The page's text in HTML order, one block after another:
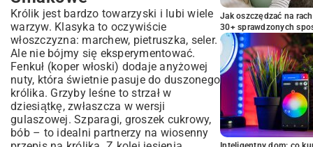
Królik jest bardzo towarzyski i lubi wiele
warzyw. Klasyka to oczywiście
włoszczyzna: marchew, pietruszka, seler.
Ale nie bójmy się eksperymentować.
Fenkuł (koper włoski) dodaje anyżowej
nuty, która świetnie pasuje do duszonego
królika. Grzyby leśne to strzał w
dziesiątkę, zwłaszcza w wersji
gulaszowej. Szparagi, groszek cukrowy,
bób – to idealni partnerzy na wiosenny
Jak oszczędzać na
30+ sprawdzonych